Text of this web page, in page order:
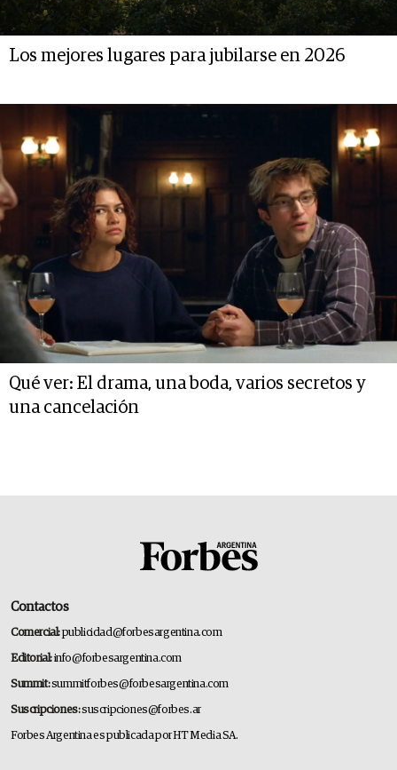
Los mejores lugares para jubilarse en 2026
Qué ver: El drama, una boda, varios secretos y
una cancelación
Contactos
Comercial:publicidad@forbesargentina.com
Editorial:info@forbesargentina.com
Summit:summitforbes@forbesargentina.com
Suscripciones:suscripciones@forbes.ar
Forbes Argentina es publicada por HT Media SA.